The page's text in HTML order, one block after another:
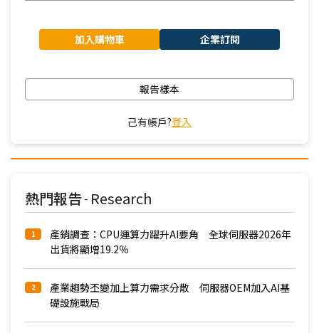
加入購物車 企業訂閱
報告樣本
己有帳戶?登入
熱門報告 - Research
1
產銷調查：CPU運算力躍升AI要角 全球伺服器2026年
出貨將顯增19.2％
2
產業趨勢丕變加上算力需求分散 伺服器OEM加入AI基
礎設施戰局